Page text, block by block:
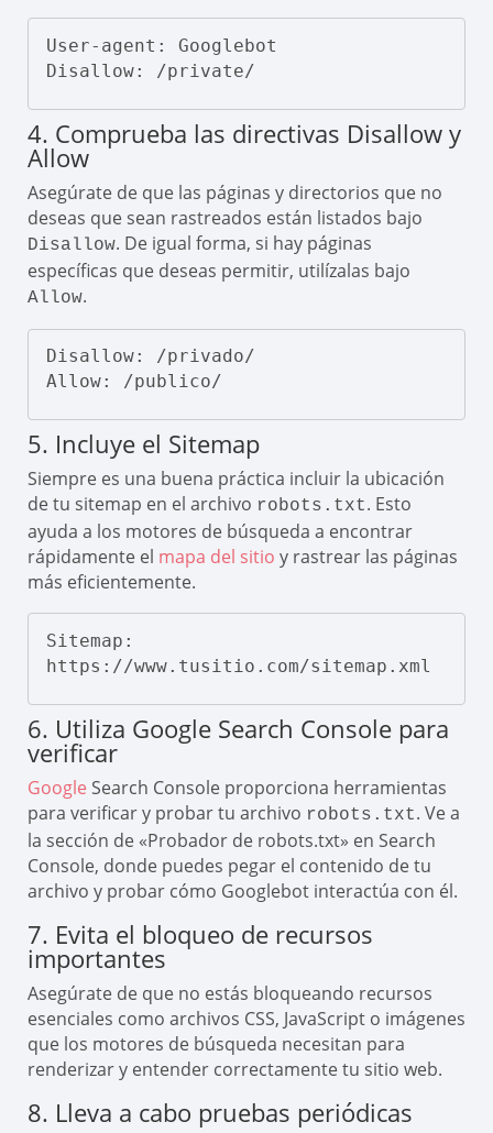
User-agent: Googlebot
Disallow: /private/
4. Comprueba las directivas Disallow y
Allow
Asegúrate de que las páginas y directorios que no
deseas que sean rastreados están listados bajo
Disallow. De igual forma, si hay páginas
específicas que deseas permitir, utilízalas bajo
Allow.
Disallow: /privado/
Allow: /publico/
5. Incluye el Sitemap
Siempre es una buena práctica incluir la ubicación
de tu sitemap en el archivo robots.txt. Esto
ayuda a los motores de búsqueda a encontrar
rápidamente el mapa del sitio y rastrear las páginas
más eficientemente.
Sitemap:
https://www.tusitio.com/sitemap.xml
6. Utiliza Google Search Console para
verificar
Google Search Console proporciona herramientas
para verificar y probar tu archivo robots.txt. Ve a
la sección de «Probador de robots.txt» en Search
Console, donde puedes pegar el contenido de tu
archivo y probar cómo Googlebot interactúa con él.
7. Evita el bloqueo de recursos
importantes
Asegúrate de que no estás bloqueando recursos
esenciales como archivos CSS, JavaScript o imágenes
que los motores de búsqueda necesitan para
renderizar y entender correctamente tu sitio web.
8. Lleva a cabo pruebas periódicas